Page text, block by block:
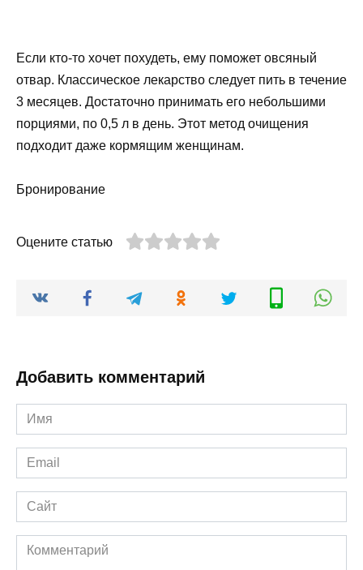
Если кто-то хочет похудеть, ему поможет овсяный
отвар. Классическое лекарство следует пить в течение
3 месяцев. Достаточно принимать его небольшими
порциями, по 0,5 л в день. Этот метод очищения
подходит даже кормящим женщинам.
Бронирование
Оцените статью
Добавить комментарий
Имя
*
Email
*
Сайт
Комментарий